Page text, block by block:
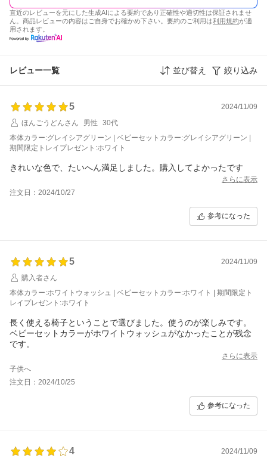
直近のレビューを元にした生成AIによる要約であり正確性や適切性は保証されませ
ん。商品レビューの内容はご自身でお確かめ下さい。要約のご利用は利用規約が適
用されます。
レビュー一覧 並び替え 絞り込み
5
2024/11/09
ほんごうどんさん
男性
30代
本体カラー:グレイシアグリーン | ベビーセットカラー:グレイシアグリーン |
期間限定トレイプレゼント:ホワイト
きれいな色で、たいへん満足しました。購入してよかったです
さらに表示
注文日：2024/10/27
参考になった
5
2024/11/09
購入者さん
本体カラー:ホワイトウォッシュ | ベビーセットカラー:ホワイト | 期間限定ト
レイプレゼント:ホワイト
長く使える椅子ということで選びました。使うのが楽しみです。
ベビーセットカラーがホワイトウォッシュがなかったことが残念
です。
さらに表示
子供へ
注文日：2024/10/25
参考になった
4
2024/11/09